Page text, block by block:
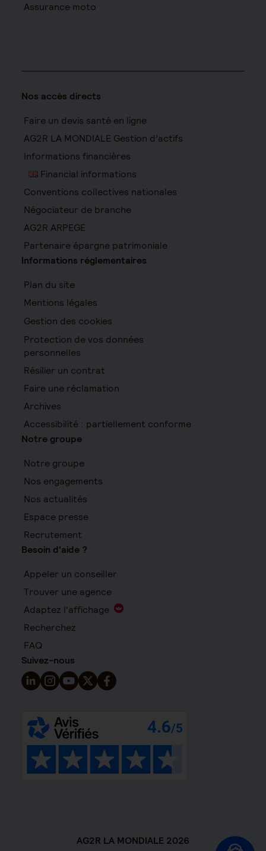
Assurance moto
Nos accès directs
Faire un devis santé en ligne
AG2R LA MONDIALE Gestion d’actifs
Informations financières
Financial informations
Conventions collectives nationales
Négociateur de branche
AG2R ARPEGE
Partenaire épargne patrimoniale
Informations réglementaires
Plan du site
Mentions légales
Gestion des cookies
Protection de vos données
personnelles
Résilier un contrat
Faire une réclamation
Archives
Accessibilité : partiellement conforme
Notre groupe
Notre groupe
Nos engagements
Nos actualités
Espace presse
Recrutement
Besoin d'aide ?
Appeler un conseiller
Trouver une agence
Adaptez l'affichage
Recherchez
FAQ
Suivez-nous
Suivez-nous sur LinkedIn - Nouvelle fenêtre
Suivez-nous sur Instagram - Nouvelle fenêtre
Suivez-nous sur YouTube - Nouvelle fenêtre
Suivez-nous sur X - Nouvelle fenêtre
Suivez-nous sur Facebook - Nouvelle
AG2R LA MONDIALE 2026